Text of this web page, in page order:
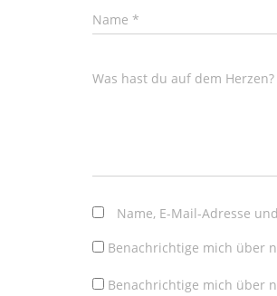
Name *
Was hast du auf dem Herzen?
Name, E-Mail-Adresse
Benachrichtige mich über
Benachrichtige mich über